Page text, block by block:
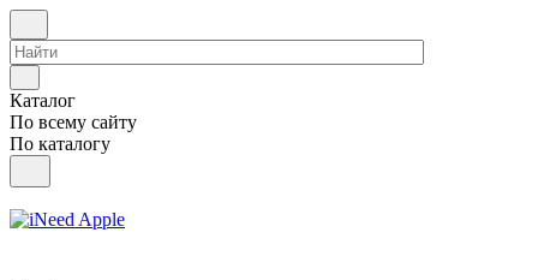
Каталог
По всему сайту
По каталогу